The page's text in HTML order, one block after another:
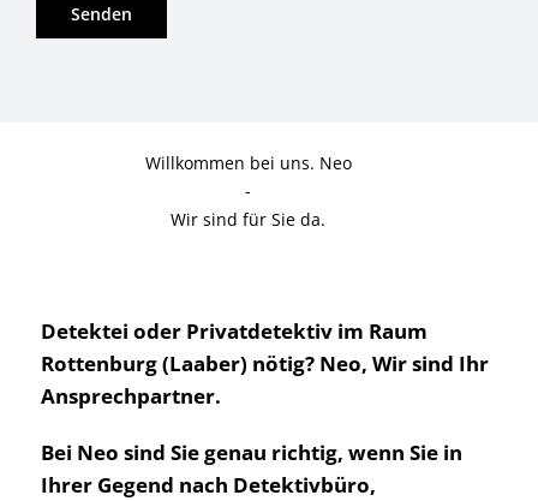
Willkommen bei uns. Neo
-
Wir sind für Sie da.
Detektei oder Privatdetektiv im Raum
Rottenburg (Laaber) nötig? Neo, Wir sind Ihr
Ansprechpartner.
Bei Neo sind Sie genau richtig, wenn Sie in
Ihrer Gegend nach Detektivbüro,